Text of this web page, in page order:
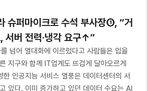
슈퍼마이크로 수석 부사장①, “거
서버 전력·냉각 요구↑”
넘어 열대화에 이르렀다고 사람들은 입을
지구와 함께 IT업계도 뜨겁게 달아오르게
인공지능 서비스 열풍은 데이터센터의 서
있다. 이미 증가하고 있던 데이터 수요는 AI